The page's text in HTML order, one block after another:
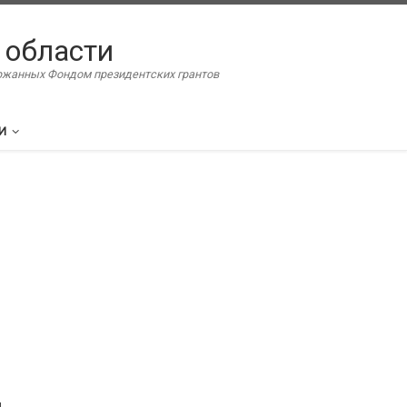
Фондом президентских грантов